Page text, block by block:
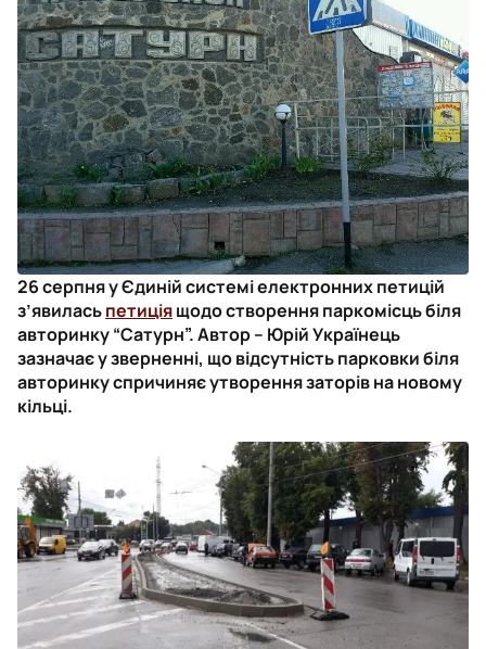
26 серпня у Єдиній системі електронних петицій
з’явиласьпетиціящодо створення паркомісць біля
авторинку “Сатурн”. Автор – Юрій Українець
зазначає у зверненні, що відсутність парковки біля
авторинку спричиняє утворення заторів на новому
кільці.